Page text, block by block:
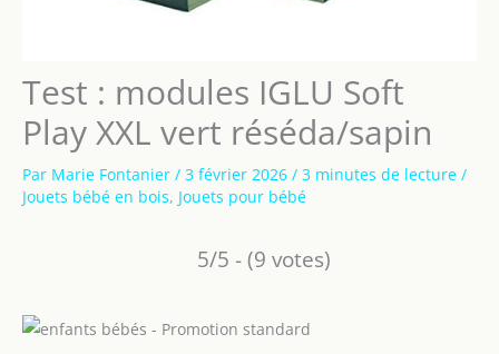
Test : modules IGLU Soft
Play XXL vert réséda/sapin
Par Marie Fontanier / 3 février 2026 / 3 minutes de lecture /
Jouets bébé en bois, Jouets pour bébé
5/5 - (9 votes)